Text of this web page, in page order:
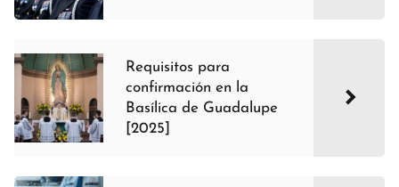
Requisitos para
confirmación en la
Basílica de Guadalupe
[2025]